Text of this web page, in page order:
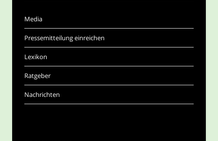
Media
Pressemitteilung einreichen
Lexikon
Ratgeber
Nachrichten